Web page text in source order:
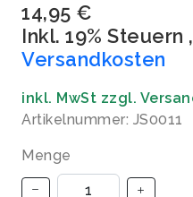
14,95 €
Inkl. 19% Steuern ,
Versandkosten
inkl. MwSt zzgl.
Artikelnummer: JS0011
Menge